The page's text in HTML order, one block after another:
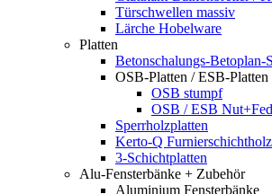
Türschwellen massiv
Lärche Hobelware
Platten
Betonschalungs-Betoplan-
OSB-Platten / ESB-Platten
OSB stumpf
OSB / ESB
Sperrholzplatten
Kerto-Q Furnierschichtholz
3-Schichtplatten
Alu-Fensterbänke + Zubehör
Aluminium Fensterbänke